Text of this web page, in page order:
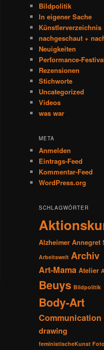
Bildpolitik
In eigener Sache
Künstlerverzeichnis
nachgeschaut +
Neuigkeiten
Performance-
Rezensionen
Stichworte
Uncategorized
Videos
was war
META
Anmelden
Eintrags-Feed
Kommentar-Feed
WordPress.org
SCHLAGWÖRTER
Alzheimer Annegret
Arbeitswelt Archiv
Art-Mama Atelier
Beuys Bildpolitik
Body-Art
Communication
drawing
feministischeKunst